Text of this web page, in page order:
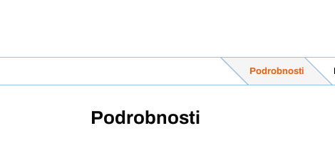
Podrobnosti
Podrobnosti